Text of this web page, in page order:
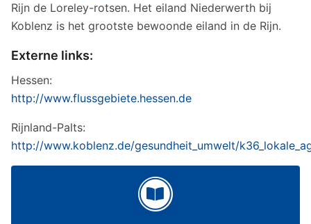
Rijn de Loreley-rotsen. Het eiland Niederwerth bij
Koblenz is het grootste bewoonde eiland in de Rijn.
Externe links:
Hessen:
http://www.flussgebiete.hessen.de
Rijnland-Palts:
http://www.koblenz.de/gesundheit_umwelt/